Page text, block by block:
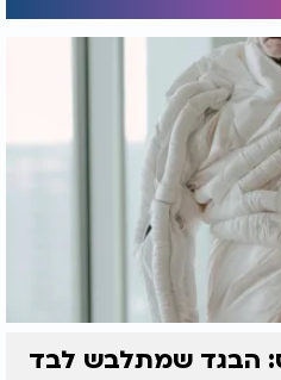
הבגד שמתלבש לבד